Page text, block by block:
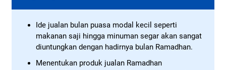
Ide jualan bulan puasa modal kecil seperti
makanan saji hingga minuman segar akan sangat
diuntungkan dengan hadirnya bulan Ramadhan.
Menentukan produk jualan Ramadhan